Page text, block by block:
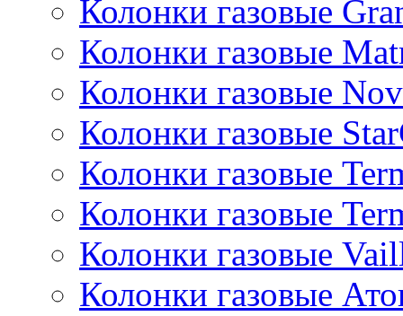
Колонки газовые
Колонки газовые
Колонки газовые
Колонки газовые
Колонки газовые
Колонки газовые
Колонки газовые
Колонки газовые